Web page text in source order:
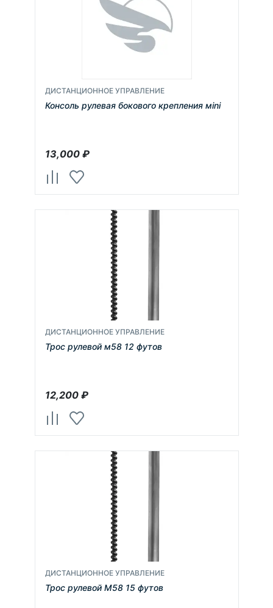
ДИСТАНЦИОННОЕ УПРАВЛЕНИЕ
Консоль рулевая бокового крепления мini
13,000₽
ДИСТАНЦИОННОЕ УПРАВЛЕНИЕ
Трос рулевой м58 12 футов
12,200₽
ДИСТАНЦИОННОЕ УПРАВЛЕНИЕ
Трос рулевой М58 15 футов